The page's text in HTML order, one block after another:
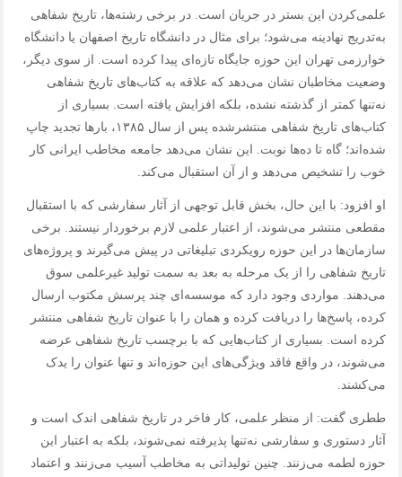
علمی‌کردن این بستر در جریان است. در برخی رشته‌ها، تاریخ شفاهی
به‌تدریج نهادینه می‌شود؛ برای مثال در دانشگاه تاریخ اصفهان یا دانشگاه
خوارزمی تهران این حوزه جایگاه تازه‌ای پیدا کرده است. از سوی دیگر،
وضعیت مخاطبان نشان می‌دهد که علاقه به کتاب‌های تاریخ شفاهی
نه‌تنها کمتر از گذشته نشده، بلکه افزایش یافته است. بسیاری از
کتاب‌های تاریخ شفاهی منتشرشده پس از سال ۱۳۸۵، بارها تجدید چاپ
شده‌اند؛ گاه تا ده‌ها نوبت. این نشان می‌دهد جامعه مخاطب ایرانی کار
خوب را تشخیص می‌دهد و از آن استقبال می‌کند.
او افزود: با این حال، بخش قابل توجهی از آثار سفارشی که با استقبال
مقطعی منتشر می‌شوند، از اعتبار علمی لازم برخوردار نیستند. برخی
سازمان‌ها در این حوزه رویکردی تبلیغاتی در پیش می‌گیرند و پروژه‌های
تاریخ شفاهی را از یک مرحله به بعد به سمت تولید غیرعلمی سوق
می‌دهند. مواردی وجود دارد که موسسه‌ای چند پرسش مکتوب ارسال
کرده، پاسخ‌ها را دریافت کرده و همان را با عنوان تاریخ شفاهی منتشر
کرده است. بسیاری از کتاب‌هایی که با برچسب تاریخ شفاهی عرضه
می‌شوند، در واقع فاقد ویژگی‌های این حوزه‌اند و تنها عنوان را یدک
می‌کشند.
ططری گفت: از منظر علمی، کار فاخر در تاریخ شفاهی اندک است و
آثار دستوری و سفارشی نه‌تنها پذیرفته نمی‌شوند، بلکه به اعتبار این
حوزه لطمه می‌زنند. چنین تولیداتی به مخاطب آسیب می‌زنند و اعتماد